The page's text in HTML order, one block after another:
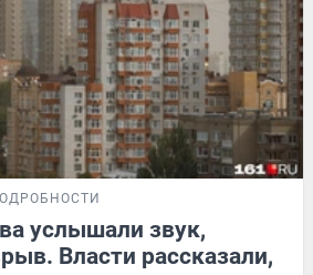
услышали звук,
Власти рассказали,